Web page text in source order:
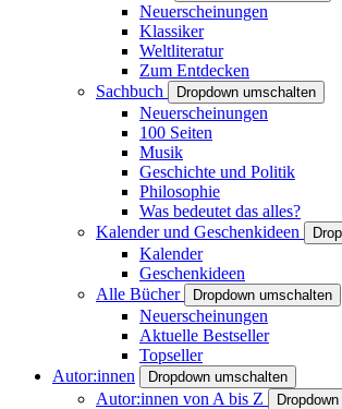
Neuerscheinungen
Klassiker
Weltliteratur
Zum Entdecken
Sachbuch
Dropdown umschalten
Neuerscheinungen
100 Seiten
Musik
Geschichte und Politik
Philosophie
Was bedeutet das alles?
Kalender und Geschenkideen
Kalender
Geschenkideen
Alle Bücher
Dropdown umschalten
Neuerscheinungen
Aktuelle Bestseller
Topseller
Autor:innen
Dropdown umschalten
Autor:innen von A bis Z